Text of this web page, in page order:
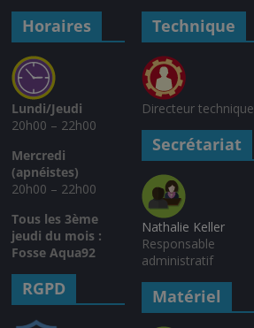
Horaires
Lundi/Jeudi
20h00 – 22h00
Mercredi
(apnéistes)
20h00 – 22h00
Tous les 3ème
jeudi du mois :
Fosse Aqua92
RGPD
Technique
Directeur technique
Secrétariat
Nathalie Keller
Responsable
administratif
Matériel